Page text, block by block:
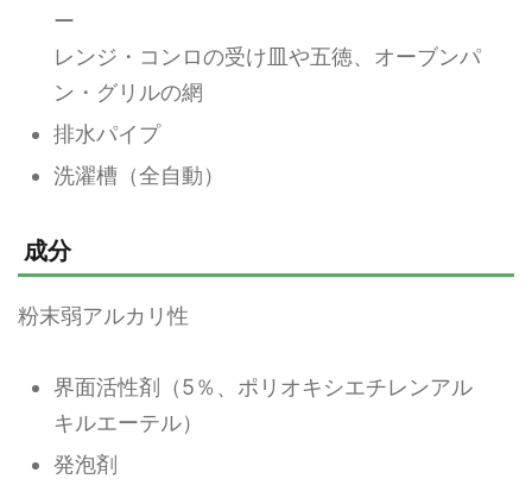
ー
レンジ・コンロの受け皿や五徳、オーブンパ
ン・グリルの網
排水パイプ
洗濯槽（全自動）
成分
粉末弱アルカリ性
界面活性剤（5％、ポリオキシエチレンアル
キルエーテル）
発泡剤